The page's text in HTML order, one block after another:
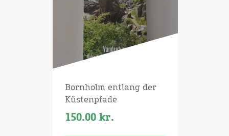
Bornholm entlang der
Küstenpfade
150.00 kr.